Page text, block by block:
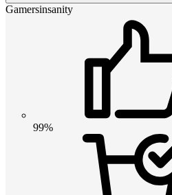
Gamersinsanity
99%